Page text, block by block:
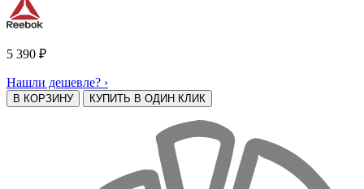
5 390 ₽
Нашли дешевле? ›
В КОРЗИНУ КУПИТЬ В ОДИН КЛИК